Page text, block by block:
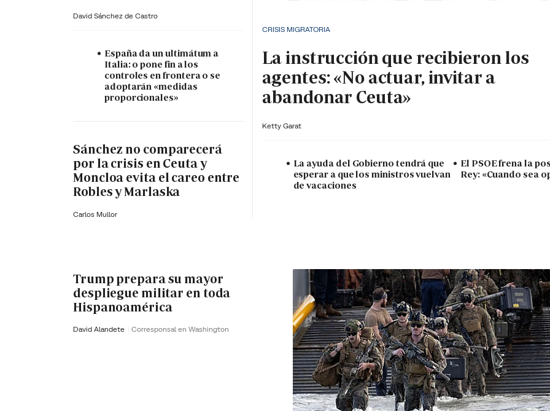
David Sánchez de Castro
España da un ultimátum a
Italia: o pone fin a los
controles en frontera o se
adoptarán «medidas
proporcionales»
Sánchez no comparecerá
por la crisis en Ceuta y
Moncloa evita el careo entre
Robles y Marlaska
Carlos Mullor
CRISIS MIGRATORIA
La instrucción que recibieron los
agentes: «No actuar, invitar a
abandonar Ceuta»
Ketty Garat
La ayuda del Gobierno tendrá que
esperar a que los ministros vuelvan
de vacaciones
El PSOE frena la
Rey: «Cuando sea
Trump prepara su mayor
despliegue militar en toda
Hispanoamérica
David Alandete Corresponsal en Washington